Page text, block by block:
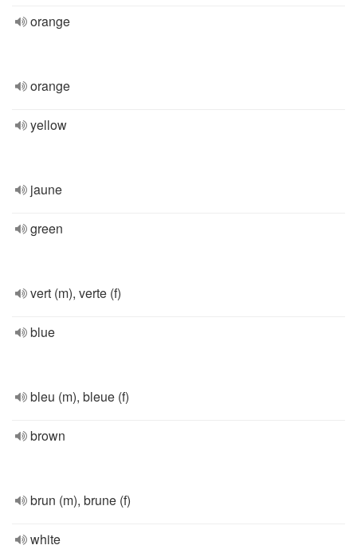
orange
orange
yellow
jaune
green
vert (m), verte (f)
blue
bleu (m), bleue (f)
brown
brun (m), brune (f)
white